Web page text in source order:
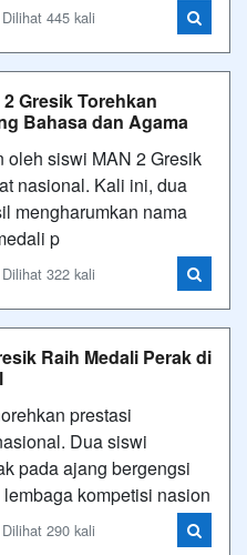
445 kali
Gresik Torehkan
Bahasa dan Agama
oleh siswi MAN 2 Gresik
nasional. Kali ini, dua
mengharumkan nama
p
322 kali
Raih Medali Perak di
prestasi
Dua siswi
pada ajang bergengsi
kompetisi nasion
290 kali